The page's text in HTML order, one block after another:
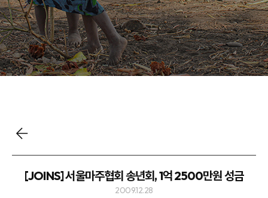
언론보도
[JOINS] 서울마주협회 송년회, 1억 2500만원 성금
2009.12.28